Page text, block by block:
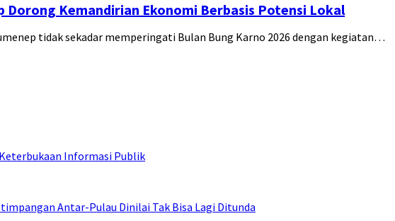
Dorong Kemandirian Ekonomi Berbasis Potensi Lokal
tidak sekadar memperingati Bulan Bung Karno 2026 dengan kegiatan…
Informasi Publik
Antar-Pulau Dinilai Tak Bisa Lagi Ditunda